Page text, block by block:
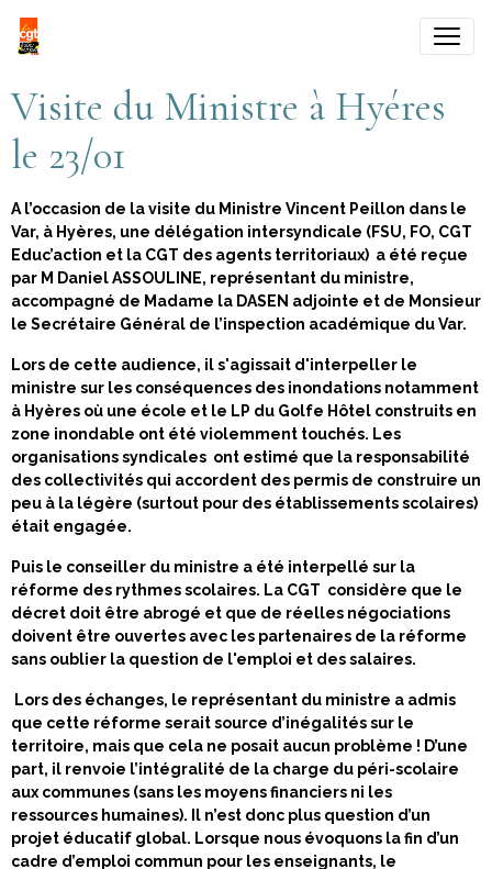
Visite du Ministre à Hyéres
le 23/01
A l’occasion de la visite du Ministre Vincent Peillon dans le
Var, à Hyères, une délégation intersyndicale (FSU, FO, CGT
Educ’action et la CGT des agents territoriaux) a été reçue
par M Daniel ASSOULINE, représentant du ministre,
accompagné de Madame la DASEN adjointe et de Monsieur
le Secrétaire Général de l’inspection académique du Var.
Lors de cette audience, il s'agissait d'interpeller le
ministre sur les conséquences des inondations notamment
à Hyères où une école et le LP du Golfe Hôtel construits en
zone inondable ont été violemment touchés. Les
organisations syndicales ont estimé que la responsabilité
des collectivités qui accordent des permis de construire un
peu à la légère (surtout pour des établissements scolaires)
était engagée.
Puis le conseiller du ministre a été interpellé sur la
réforme des rythmes scolaires. La CGT considère que le
décret doit être abrogé et que de réelles négociations
doivent être ouvertes avec les partenaires de la réforme
sans oublier la question de l'emploi et des salaires.
Lors des échanges, le représentant du ministre a admis
que cette réforme serait source d’inégalités sur le
territoire, mais que cela ne posait aucun problème ! D’une
part, il renvoie l’intégralité de la charge du péri-scolaire
aux communes (sans les moyens financiers ni les
ressources humaines). Il n’est donc plus question d’un
projet éducatif global. Lorsque nous évoquons la fin d’un
cadre d’emploi commun pour les enseignants, le